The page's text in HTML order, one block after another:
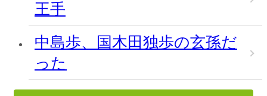
王手
中島歩、国木田独歩の玄孫だ
った